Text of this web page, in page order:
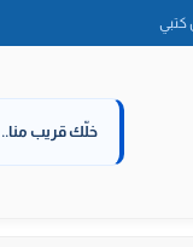
كتبي
خلّك قريب منا..